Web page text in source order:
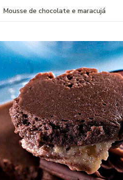
Mousse de chocolate e maracujá